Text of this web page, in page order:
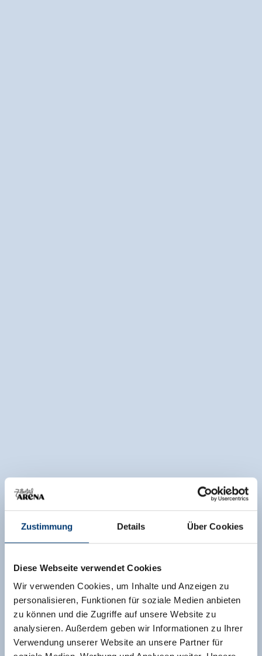
Zustimmung Details Über Cookies
Diese Webseite verwendet Cookies
Wir verwenden Cookies, um Inhalte und Anzeigen zu
personalisieren, Funktionen für soziale Medien anbieten
zu können und die Zugriffe auf unsere Website zu
analysieren. Außerdem geben wir Informationen zu Ihrer
Verwendung unserer Website an unsere Partner für